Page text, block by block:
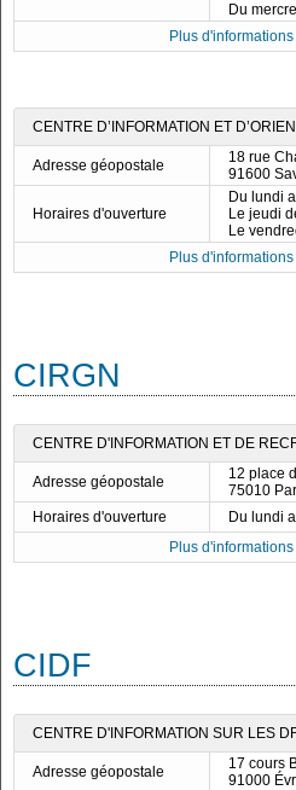
Du
Plus
CENTRE D’INFORMATION ET
Adresse géopostale
18 rue
91600
Horaires d'ouverture
Du lundi
Le jeudi
Le
Plus
CIRGN
CENTRE D'INFORMATION ET DE
Adresse géopostale
12 place
75010
Horaires d'ouverture
Du lundi
Plus
CIDF
CENTRE D'INFORMATION SUR LES
Adresse géopostale
17 cours
91000